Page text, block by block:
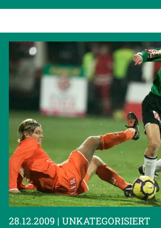
28.12.2009 | UNKATEGORISIERT